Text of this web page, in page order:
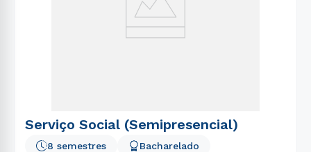
Serviço Social (Semipresencial)
Bacharelado
8 semestres